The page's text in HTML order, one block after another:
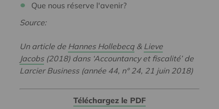
Que nous réserve l'avenir?
Source:
Un article de Hannes Hollebecq& Lieve
Jacobs(2018) dans ‘Accountancy et fiscalité’ de
Larcier Business (année 44, n° 24, 21 juin 2018)
Téléchargez le PDF